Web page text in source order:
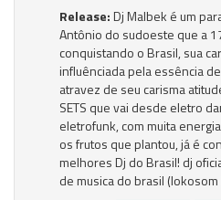
Release:Dj Malbek é um
Antônio do sudoeste que a
conquistando o Brasil, sua
influênciada pela essência
atravez de seu carisma
SETS que vai desde eletro
eletrofunk, com muita
os frutos que plantou, já é
melhores Dj do Brasil! dj
de musica do brasil